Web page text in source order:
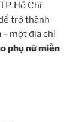
Hồ Chí
trở thành
– một địa chỉ
phụ nữ miền